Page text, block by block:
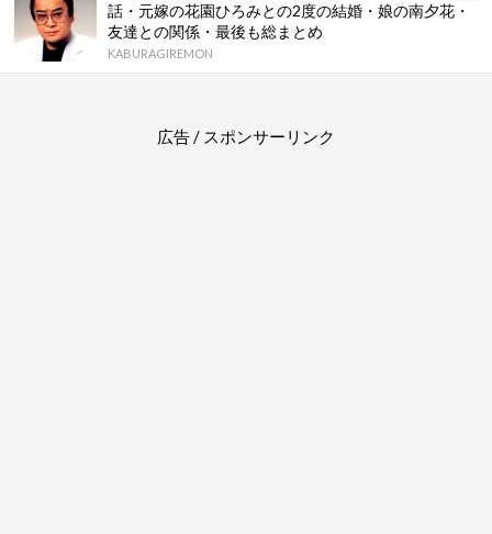
話・元嫁の花園ひろみとの2度の結婚・娘の南夕花・
友達との関係・最後も総まとめ
KABURAGIREMON
広告 / スポンサーリンク